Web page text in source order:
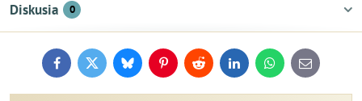
Diskusia 0
FacebookTwitterBlueskyPinterestReddit LinkedInWhatsApp
E-
mail